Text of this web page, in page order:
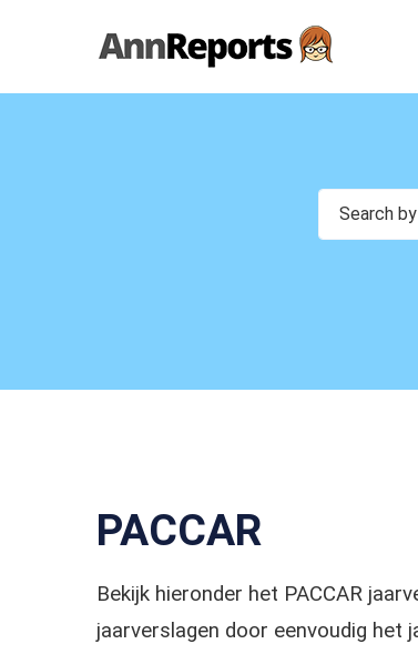
PACCAR
Bekijk hieronder het PACCAR
jaarverslagen door eenvoudig het